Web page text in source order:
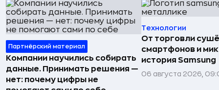
Партнёрский материал
Компании научились собирать
данные. Принимать решения —
нет: почему цифры не
Технологии
От торговли
смартфонов и
история Samsung
06 августа 2026,